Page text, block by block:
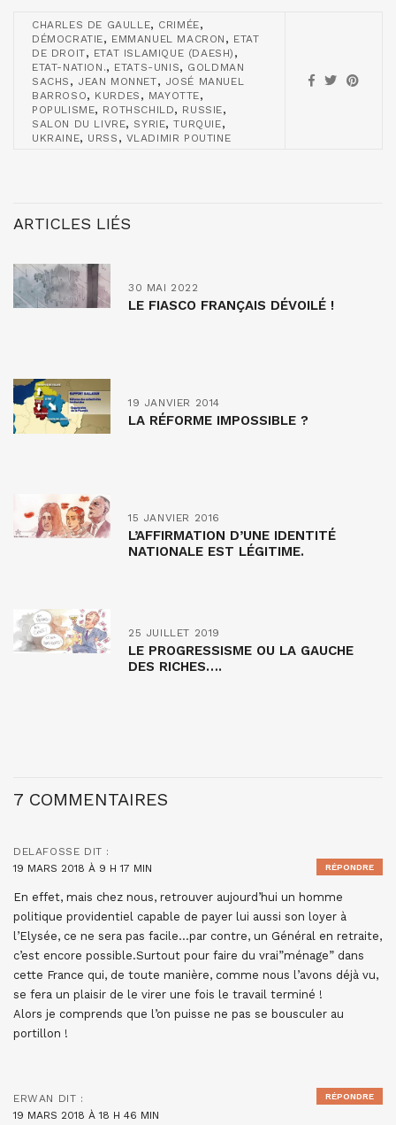
CHARLES DE GAULLE, CRIMÉE,
DÉMOCRATIE, EMMANUEL MACRON , ETAT
DE DROIT, ETAT ISLAMIQUE (DAESH) ,
ETAT-NATION., ETATS-UNIS, GOLDMAN
SACHS , JEAN MONNET, JOSÉ MANUEL
BARROSO, KURDES , MAYOTTE,
POPULISME, ROTHSCHILD, RUSSIE,
SALON DU LIVRE, SYRIE,TURQUIE,
UKRAINE, URSS , VLADIMIR POUTINE
ARTICLES LIÉS
30 MAI 2022
LE FIASCO FRANÇAIS DÉVOILÉ !
19 JANVIER 2014
LA RÉFORME IMPOSSIBLE ?
15 JANVIER 2016
L’AFFIRMATION D’UNE IDENTITÉ
NATIONALE EST LÉGITIME.
25 JUILLET 2019
LE PROGRESSISME OU LA GAUCHE
DES RICHES….
7 COMMENTAIRES
DELAFOSSE DIT :
19 MARS 2018 À 9 H 17 MIN
En effet, mais chez nous, retrouver aujourd’hui un homme
politique providentiel capable de payer lui aussi son loyer à
l’Elysée, ce ne sera pas facile…par contre, un Général en retraite,
c’est encore possible.Surtout pour faire du vrai”ménage” dans
cette France qui, de toute manière, comme nous l’avons déjà vu,
se fera un plaisir de le virer une fois le travail terminé !
Alors je comprends que l’on puisse ne pas se bousculer au
portillon !
RÉPONDRE
ERWAN DIT :
19 MARS 2018 À 18 H 46 MIN
RÉPONDRE